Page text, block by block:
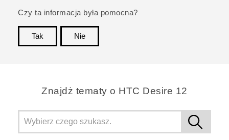
Czy ta informacja była pomocna?
Tak
Nie
Znajdż tematy o HTC Desire 12